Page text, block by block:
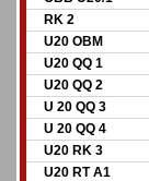
RK 2
U20 OBM
U20 QQ 1
U20 QQ 2
U 20 QQ 3
U 20 QQ 4
U20 RK 3
U20 RT A1